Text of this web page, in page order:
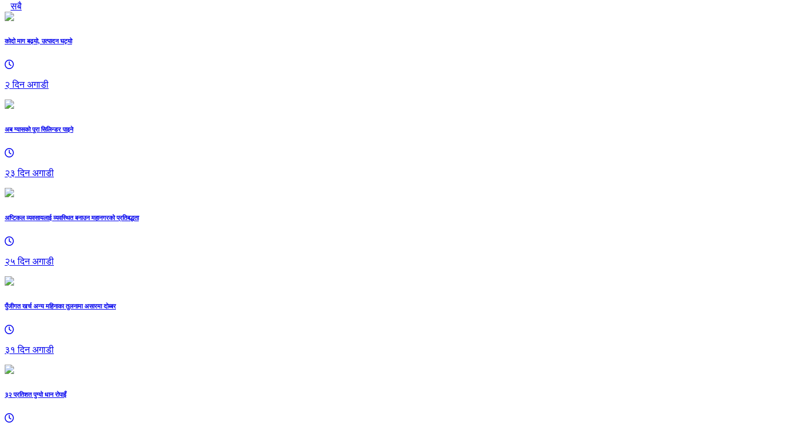
सबै
कोदो माग बढ्यो, उत्पादन घट्यो
२ दिन अगाडी
अब ग्यासको पूरा सिलिन्डर पाइने
२३ दिन अगाडी
अप्टिकल व्यवसायलाई व्यवस्थित बनाउन महानगरको प्रतिबद्धता
२५ दिन अगाडी
पुँजीगत खर्च अन्य महिनाका तुलनामा असारमा दोब्बर
३१ दिन अगाडी
३२ प्रतिशत पुग्यो धान रोपाइँ